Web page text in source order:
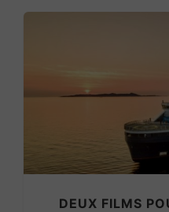
DEUX FILMS